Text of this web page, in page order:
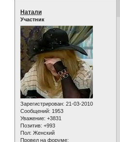
Натали
Участник
Зарегистрирован: 21-03-2010
Сообщений: 1953
Уважение: +3831
Позитив: +993
Пол: Женский
Провел на форуме: